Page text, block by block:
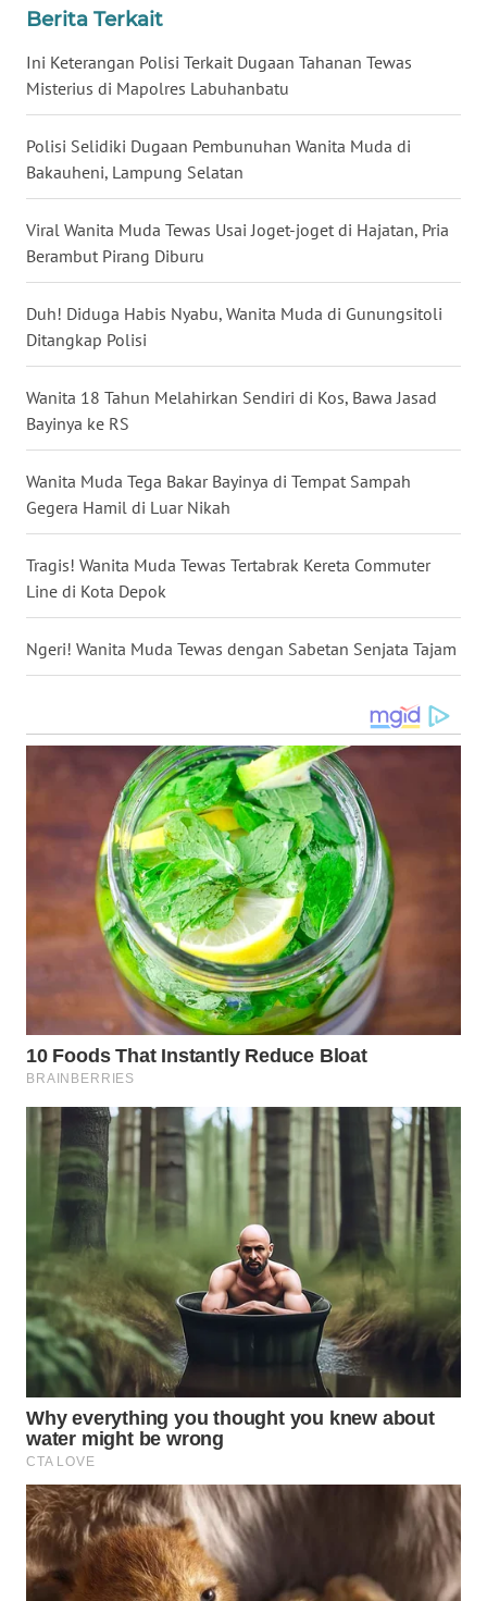
Berita Terkait
Ini Keterangan Polisi Terkait Dugaan Tahanan Tewas
Misterius di Mapolres Labuhanbatu
Polisi Selidiki Dugaan Pembunuhan Wanita Muda di
Bakauheni, Lampung Selatan
Viral Wanita Muda Tewas Usai Joget-joget di Hajatan, Pria
Berambut Pirang Diburu
Duh! Diduga Habis Nyabu, Wanita Muda di Gunungsitoli
Ditangkap Polisi
Wanita 18 Tahun Melahirkan Sendiri di Kos, Bawa Jasad
Bayinya ke RS
Wanita Muda Tega Bakar Bayinya di Tempat Sampah
Gegera Hamil di Luar Nikah
Tragis! Wanita Muda Tewas Tertabrak Kereta Commuter
Line di Kota Depok
Ngeri! Wanita Muda Tewas dengan Sabetan Senjata Tajam
BALI
WN
KALBAR
WN
KALTENG
WN
KALTARA
WN
KALSEL
WN
KALTIM
WN
GORONTALO
SULUT
MALUKU
DAIRI
WN
NIAS
LANGKAT
TAPANULI
SELATAN
WN
TANJUNG
LESUNG
WN
KARO
WN
SIMALUNGUN
WN